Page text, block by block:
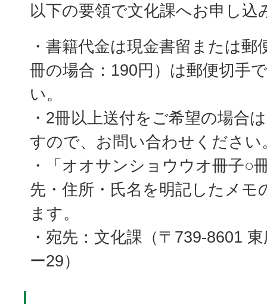
以下の要領で文化課へお申し込
・書籍代金は現金書留または郵
冊の場合：190円）は郵便切手
い。
・2冊以上送付をご希望の場合
すので、お問い合わせください
・「オオサンショウウオ冊子○
先・住所・氏名を明記したメモ
ます。
・宛先：文化課（〒739-8601
ー29）